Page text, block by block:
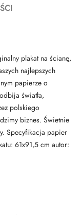
plakat na ścianę,
najlepszych
papierze o
światła,
polskiego
biznes. Świetnie
Specyfikacja papier
61x91,5 cm autor: